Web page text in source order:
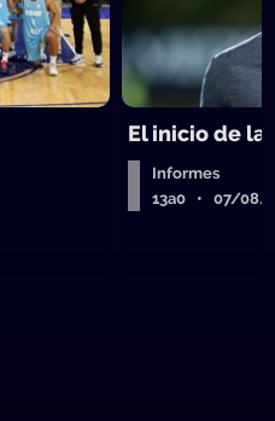
El inicio de la
Informes
13a0 • 07/08/